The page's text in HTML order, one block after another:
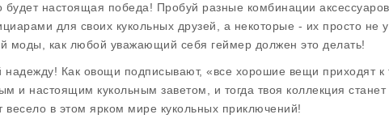
будет настоящая победа! Пробуй разные комбинации
для своих кукольных друзей, а некоторые - их просто не
моды, как любой уважающий себя геймер должен это делать!
надежду! Как овощи подписывают, «все хорошие вещи приходят к
и настоящим кукольным заветом, и тогда твоя коллекция
весело в этом ярком мире кукольных приключений!